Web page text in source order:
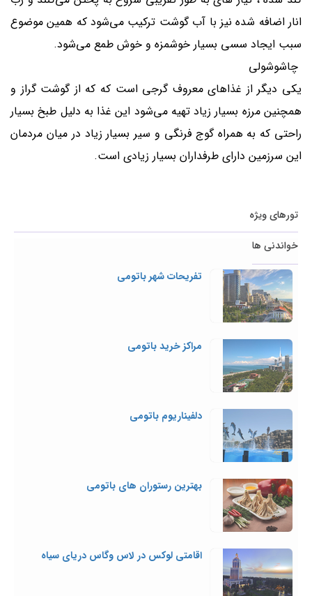
انار اضافه شده نیز با آب گوشت ترکیب می‌شود که همین موضوع
سبب ایجاد سسی بسیار خوشمزه و خوش طمع می‌شود.
چاشوشولی
یکی دیگر از غذاهای معروف گرجی است که که از گوشت گراز و
همچنین مرزه بسیار زیاد تهیه می‌شود این غذا به دلیل طبخ بسیار
راحتی که به همراه گوج فرنگی و سیر بسیار زیاد در میان مردمان
این سرزمین دارای طرفداران بسیار زیادی است.
تورهای ویژه
خواندنی ها
تفریحات شهر باتومی
مراکز خرید باتومی
دلفیناریوم باتومی
بهترین رستوران های باتومی
اقامتی لوکس در لاس وگاس دریای سیاه